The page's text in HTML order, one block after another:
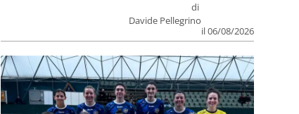
di
Davide Pellegrino
il 06/08/2026